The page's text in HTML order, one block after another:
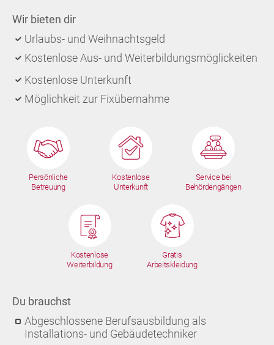
Wir bieten dir
Urlaubs- und Weihnachtsgeld
Kostenlose Aus- und Weiterbildungsmöglickeiten
Kostenlose Unterkunft
Möglichkeit zur Fixübernahme
Persönliche
Betreuung
Kostenlose
Unterkunft
Service bei
Behördengängen
Kostenlose
Weiterbildung
Gratis
Arbeitskleidung
Du brauchst
Abgeschlossene Berufsausbildung als
Installations- und Gebäudetechniker